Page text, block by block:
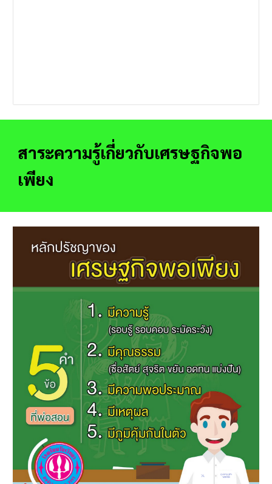
สาระความรู้เกี่ยวกับเศรษฐกิจพอ
เพียง